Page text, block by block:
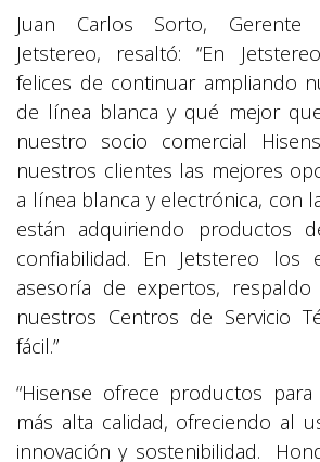
Juan Carlos Sorto, Gerente
Jetstereo, resaltó: “En
felices de continuar ampliando
de línea blanca y qué mejor
nuestro socio comercial
nuestros clientes las mejores
a línea blanca y electrónica, con
están adquiriendo productos
confiabilidad. En Jetstereo los
asesoría de expertos, respaldo
nuestros Centros de Servicio
fácil.”
“Hisense ofrece productos
más alta calidad, ofreciendo al
innovación y sostenibilidad.